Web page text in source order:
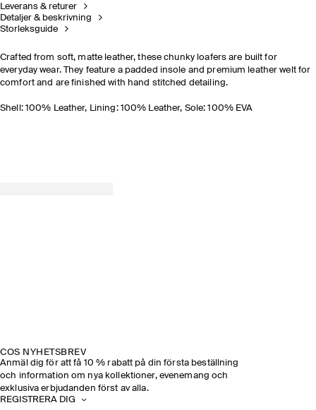
Leverans & returer
Detaljer & beskrivning
Storleksguide
Crafted from soft, matte leather, these chunky loafers are built for
everyday wear. They feature a padded insole and premium leather welt for
comfort and are finished with hand stitched detailing.
Shell: 100% Leather, Lining: 100% Leather, Sole: 100% EVA
COS NYHETSBREV
Anmäl dig för att få 10 % rabatt på din första beställning
och information om nya kollektioner, evenemang och
exklusiva erbjudanden först av alla.
REGISTRERA DIG